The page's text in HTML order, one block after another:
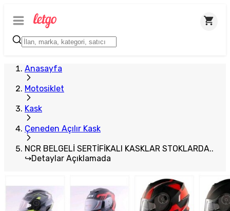
Anasayfa
Motosiklet
Kask
Çeneden Açılır Kask
NCR BELGELİ SERTİFİKALI KASKLAR STOKLARDA..
↪Detaylar Açıklamada
Plus Satıcı